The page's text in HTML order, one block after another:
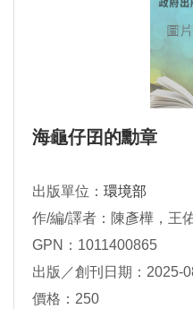
海龜仔囝的勳章
出版單位： 環境部
作/編/譯者：陳彥樺，王
GPN：1011400865
出版／創刊日期：2025-
價格：250